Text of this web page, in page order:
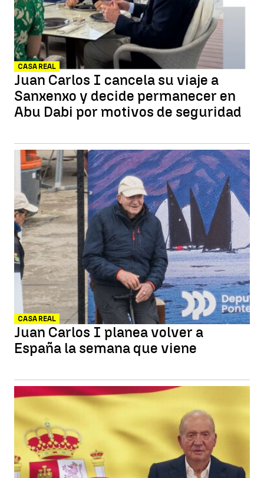
CASA REAL
Juan Carlos I cancela su viaje a
Sanxenxo y decide permanecer en
Abu Dabi por motivos de seguridad
CASA REAL
Juan Carlos I planea volver a
España la semana que viene